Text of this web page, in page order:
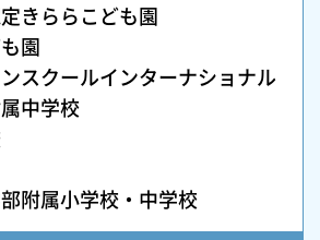
きららこども園
園
スクールインターナショナル
中学校
附属小学校・中学校